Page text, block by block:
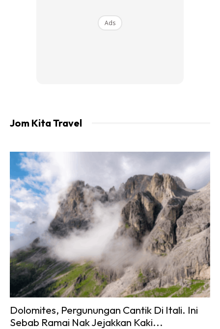
5. Kalau betul-betul nak cover semua attraction disneyland
+disneysea kene ambik 2+2 days baru sempat cover
Ads
Jom Kita Travel
Dolomites, Pergunungan Cantik Di Itali. Ini
Sebab Ramai Nak Jejakkan Kaki...